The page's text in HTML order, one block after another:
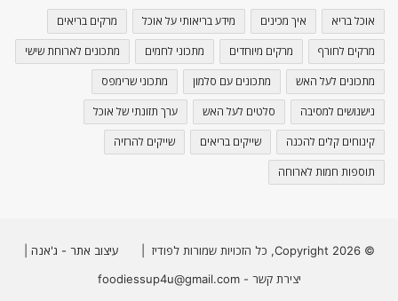
אוכל בריא איך מכינים מידע בריאותי על אוכל מרקים בריאים
מרקים לחורף מרקים מיוחדים מתכוני לחמים מתכונים לארוחת שישי
מתכונים לעל האש מתכונים עם סלמון מתכוני שרימפס
נישנושים למסיבה סלטים לעל האש ערך תזונתי של אוכל
קינוחים קלים להכנה שייקים בריאים שייקים להרזיה
תוספות חמות לארוחה
© Copyright 2026, כל הזכויות שמורות לפודיז | עיצוב אתר - ג'אנה
יצירת קשר - foodiessup4u@gmail.com